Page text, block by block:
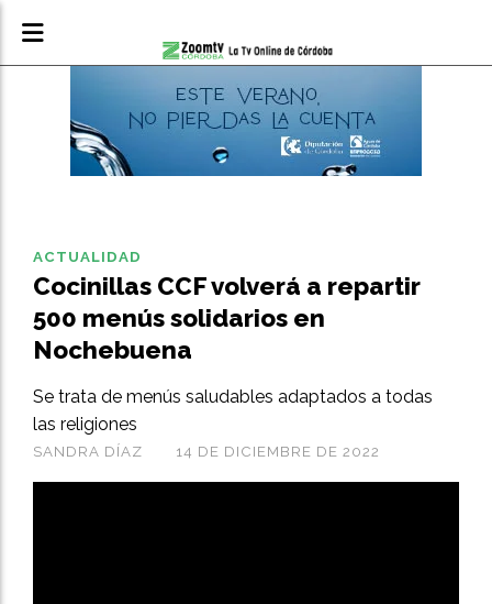
Cocinillas CCF volverá a repartir
500 menús solidarios en
Nochebuena
Se trata de menús saludables adaptados a todas
las religiones
ACTUALIDAD
14 DE DICIEMBRE DE 2022
SANDRA DÍAZ